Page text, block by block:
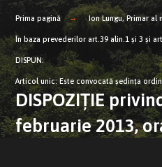
Prima pagină Ion Lungu, Primar al
În baza prevederilor art.39 alin.1 şi 3 şi
DISPUN:
Articol unic: Este convocată şedinţa
DISPOZIŢIE
februarie 2013,